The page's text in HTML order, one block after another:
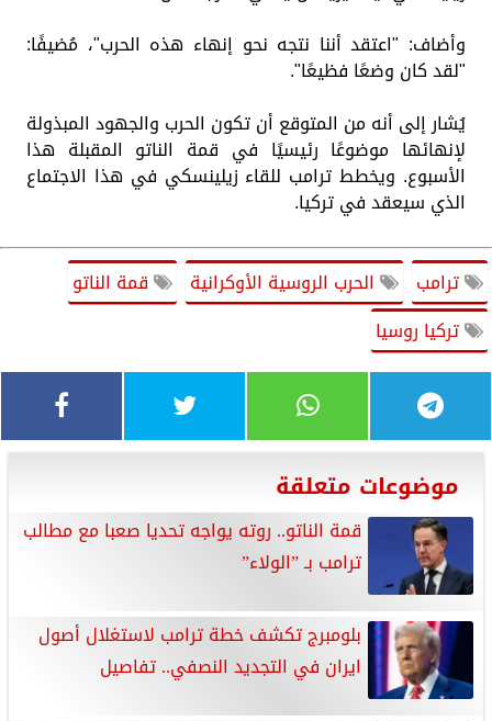
وأضاف: "اعتقد أننا نتجه نحو إنهاء هذه الحرب"، مُضيفًا:
"لقد كان وضعًا فظيعًا".
يُشار إلى أنه من المتوقع أن تكون الحرب والجهود المبذولة
لإنهائها موضوعًا رئيسيًا في قمة الناتو المقبلة هذا
الأسبوع. ويخطط ترامب للقاء زيلينسكي في هذا الاجتماع
الذي سيعقد في تركيا.
ترامب الحرب الروسية الأوكرانية
قمة الناتو
تركيا روسيا
موضوعات متعلقة
قمة الناتو.. روته يواجه تحديا صعبا مع مطالب
ترامب بـ ”الولاء”
بلومبرج تكشف خطة ترامب لاستغلال أصول
ايران في التجديد النصفي.. تفاصيل